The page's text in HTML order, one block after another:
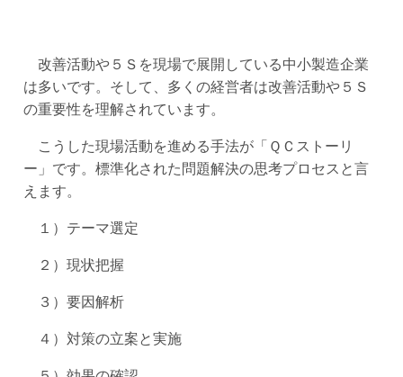
改善活動や５Ｓを現場で展開している中小製造企業
は多いです。そして、多くの経営者は改善活動や５Ｓ
の重要性を理解されています。
こうした現場活動を進める手法が「ＱＣストーリ
ー」です。標準化された問題解決の思考プロセスと言
えます。
１）テーマ選定
２）現状把握
３）要因解析
４）対策の立案と実施